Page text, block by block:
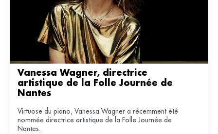
Vanessa Wagner, directrice
artistique de la Folle Journée de
Nantes
Virtuose du piano, Vanessa Wagner a récemment été
nommée directrice artistique de la Folle Journée de
Nantes.